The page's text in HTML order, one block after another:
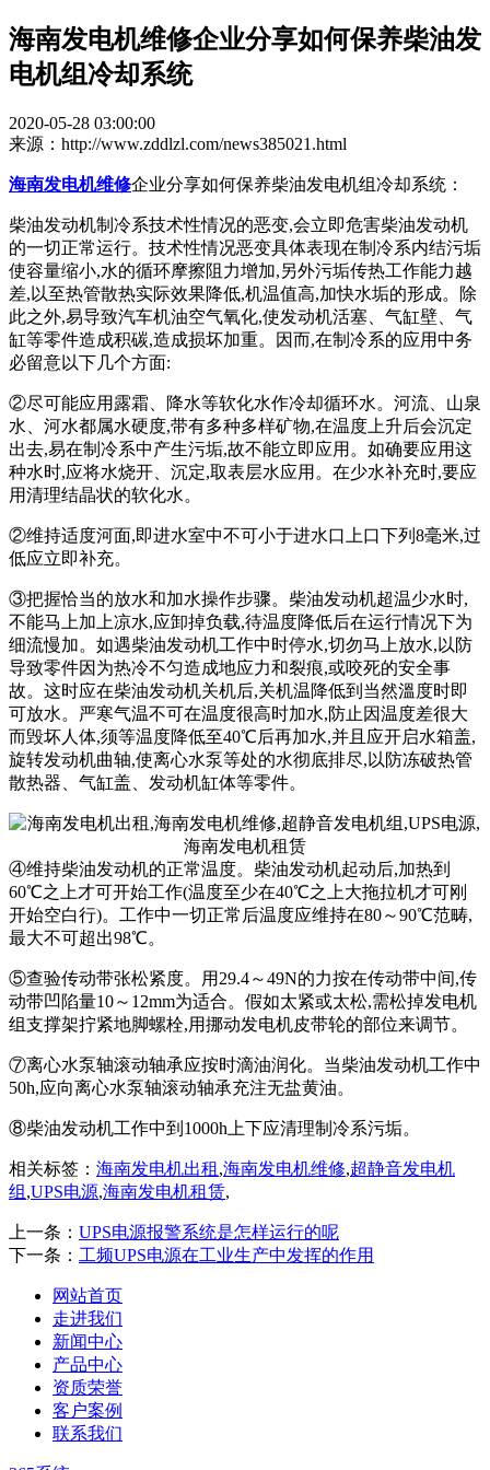
海南发电机维修企业分享如何保养柴油发
电机组冷却系统
2020-05-28 03:00:00
来源：http://www.zddlzl.com/news385021.html
海南发电机维修企业分享如何保养柴油发电机组冷却系统：
柴油发动机制冷系技术性情况的恶变,会立即危害柴油发动机
的一切正常运行。技术性情况恶变具体表现在制冷系内结污垢
使容量缩小,水的循环摩擦阻力增加,另外污垢传热工作能力越
差,以至热管散热实际效果降低,机温值高,加快水垢的形成。除
此之外,易导致汽车机油空气氧化,使发动机活塞、气缸壁、气
缸等零件造成积碳,造成损坏加重。因而,在制冷系的应用中务
必留意以下几个方面:
②尽可能应用露霜、降水等软化水作冷却循环水。河流、山泉
水、河水都属水硬度,带有多种多样矿物,在温度上升后会沉定
出去,易在制冷系中产生污垢,故不能立即应用。如确要应用这
种水时,应将水烧开、沉定,取表层水应用。在少水补充时,要应
用清理结晶状的软化水。
②维持适度河面,即进水室中不可小于进水口上口下列8毫米,过
低应立即补充。
③把握恰当的放水和加水操作步骤。柴油发动机超温少水时,
不能马上加上凉水,应卸掉负载,待温度降低后在运行情况下为
细流慢加。如遇柴油发动机工作中时停水,切勿马上放水,以防
导致零件因为热冷不匀造成地应力和裂痕,或咬死的安全事
故。这时应在柴油发动机关机后,关机温降低到当然溫度时即
可放水。严寒气温不可在温度很高时加水,防止因温度差很大
而毁坏人体,须等温度降低至40℃后再加水,并且应开启水箱盖,
旋转发动机曲轴,使离心水泵等处的水彻底排尽,以防冻破热管
散热器、气缸盖、发动机缸体等零件。
④维持柴油发动机的正常温度。柴油发动机起动后,加热到
60℃之上才可开始工作(温度至少在40℃之上大拖拉机才可刚
开始空白行)。工作中一切正常后温度应维持在80～90℃范畴,
最大不可超出98℃。
⑤查验传动带张松紧度。用29.4～49N的力按在传动带中间,传
动带凹陷量10～12mm为适合。假如太紧或太松,需松掉发电机
组支撑架拧紧地脚螺栓,用挪动发电机皮带轮的部位来调节。
⑦离心水泵轴滚动轴承应按时滴油润化。当柴油发动机工作中
50h,应向离心水泵轴滚动轴承充注无盐黄油。
⑧柴油发动机工作中到1000h上下应清理制冷系污垢。
相关标签： 海南发电机出租 ,海南发电机维修,超静音发电机
组 ,UPS电源,海南发电机租赁,
上一条： UPS电源报警系统是怎样运行的呢
下一条： 工频UPS电源在工业生产中发挥的作用
网站首页
走进我们
新闻中心
产品中心
资质荣誉
客户案例
联系我们